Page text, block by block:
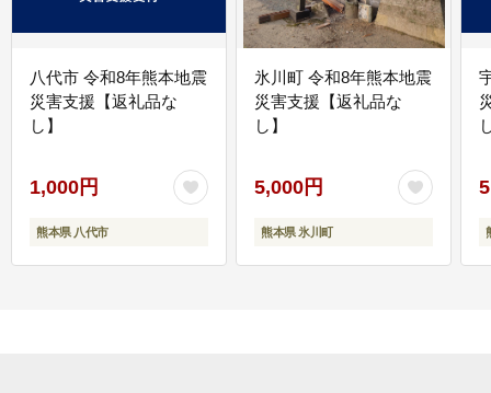
八代市 令和8年熊本地震
災害支援【返礼品な
し】
1,000円
熊本県 八代市
氷川町 令和8年熊本地震
災害支援【返礼品な
し】
5,000円
熊本県 氷川町